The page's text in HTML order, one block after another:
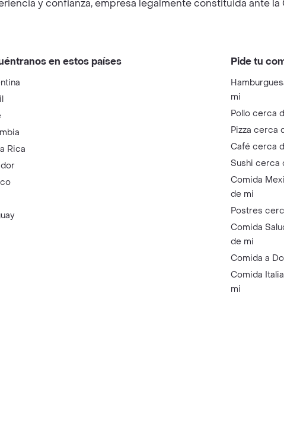
y confianza, empresa legalmente constituida ante
en estos países
Rica
Pide tu
mi
Pollo cerca
Pizza cerca
Café cerca
Sushi cerca
Comida
de mi
Postres
Comida
de mi
Comida a
Comida
mi